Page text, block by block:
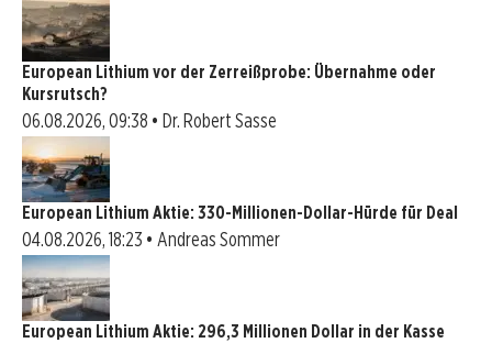
European Lithium vor der Zerreißprobe: Übernahme oder
Kursrutsch?
06.08.2026, 09:38 • Dr. Robert Sasse
European Lithium Aktie: 330-Millionen-Dollar-Hürde für Deal
04.08.2026, 18:23 • Andreas Sommer
European Lithium Aktie: 296,3 Millionen Dollar in der Kasse